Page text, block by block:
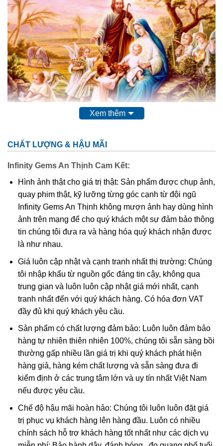
Đức Mẹ Maria
Đeo mặt dây chuyền đức mẹ Maria lên người giúp cho tâm
bạn luôn bình an, có thể loại bỏ những suy nghĩ tiêu cực
hay tối tâm ra khỏi tâm trí và có thể làm việc 1 cách hiệu
quả.
luyện bản tính lương thiện, hình thành tính cởi mở, từ đó
sẵn sàng giúp đỡ những người xung quanh mình và theo
luật nhân quả thì bạn sẽ gặp nhiều điều lành và may mắn
trong kiếp này và kể cả kiếp sau.
Xét về mặt phong thủy, đeo mặt dây chuyền mẹ Maria đá
Carnelian thiên nhiên giúp người đeo tránh được các
dòng tà khí gây hại và giúp cho gia đạo luôn hòa thuận và
yên ấm.
Sapphire là gì? Ý Nghĩa và Các Dụng của
Sapphire
Sapphire còn được con người gọi bằng một cái
Xem thêm
CHẤT LƯỢNG & HẬU MÃI
Infinity Gems An Thịnh Cam Kết:
Hình ảnh thật cho giá trị thật: Sản phẩm được chụp ảnh,
quay phim thật, kỹ lưỡng từng góc cạnh từ đội ngũ
Infinity Gems An Thịnh không mượn ảnh hay dùng hình
ảnh trên mạng để cho quý khách một sự đảm bảo thông
tin chúng tôi đưa ra và hàng hóa quý khách nhận được
là như nhau.
Giá luôn cập nhật và cạnh tranh nhất thị trường: Chúng
tôi nhập khẩu từ nguồn gốc đáng tin cậy, không qua
trung gian và luôn luôn cập nhật giá mới nhất, cạnh
tranh nhất đến với quý khách hàng. Có hóa đơn VAT
đầy đủ khi quý khách yêu cầu.
Sản phẩm có chất lượng đảm bảo: Luôn luôn đảm bảo
hàng tự nhiên thiên nhiên 100%, chúng tôi sẵn sàng bồi
thường gấp nhiều lần giá trị khi quý khách phát hiện
hàng giả, hàng kém chất lượng và sẵn sàng đưa đi
kiểm định ở các trung tâm lớn và uy tín nhất Việt Nam
nếu được yêu cầu.
Chế độ hậu mãi hoàn hảo: Chúng tôi luôn luôn đặt giá
trị phục vụ khách hàng lên hàng đầu. Luôn có nhiều
chính sách hỗ trợ khách hàng tốt nhất như các dịch vụ